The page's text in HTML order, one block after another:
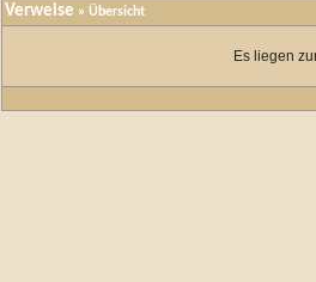
Verweise » Übersicht
Es liegen